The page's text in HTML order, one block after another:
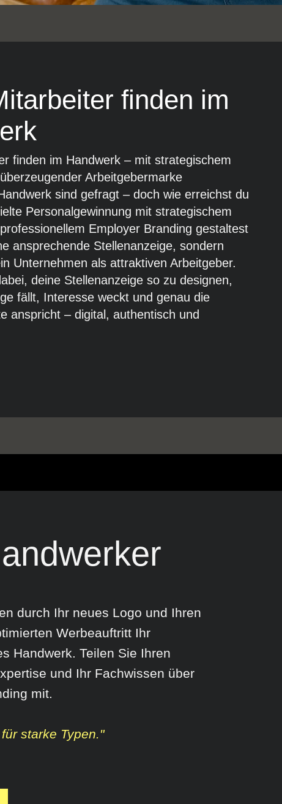
finden im
finden im Handwerk – mit strategischem
Arbeitgebermarke
sind gefragt – doch wie erreichst du
Personalgewinnung mit strategischem
Employer Branding gestaltest
ansprechende Stellenanzeige, sondern
Unternehmen als attraktiven Arbeitgeber.
deine Stellenanzeige so zu designen,
fällt, Interesse weckt und genau die
anspricht – digital, authentisch und
durch Ihr neues Logo und Ihren
Werbeauftritt Ihr
Handwerk. Teilen Sie Ihren
und Ihr Fachwissen über
mit.
starke Typen."